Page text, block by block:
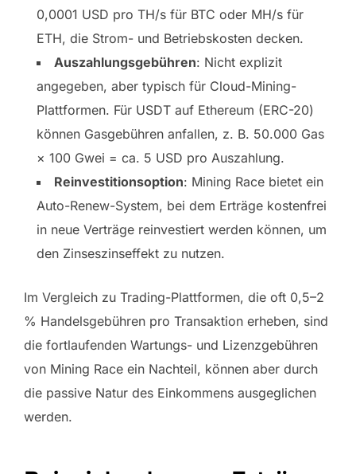
0,0001 USD pro TH/s für BTC oder MH/s für
ETH, die Strom- und Betriebskosten decken.
Auszahlungsgebühren: Nicht explizit
angegeben, aber typisch für Cloud-Mining-
Plattformen. Für USDT auf Ethereum (ERC-20)
können Gasgebühren anfallen, z. B. 50.000 Gas
× 100 Gwei = ca. 5 USD pro Auszahlung.
Reinvestitionsoption: Mining Race bietet ein
Auto-Renew-System, bei dem Erträge kostenfrei
in neue Verträge reinvestiert werden können, um
den Zinseszinseffekt zu nutzen.
Im Vergleich zu Trading-Plattformen, die oft 0,5–2
% Handelsgebühren pro Transaktion erheben, sind
die fortlaufenden Wartungs- und Lizenzgebühren
von Mining Race ein Nachteil, können aber durch
die passive Natur des Einkommens ausgeglichen
werden.